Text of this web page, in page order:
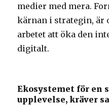
medier med mera.
kärnan i strategin, är
arbetet att öka den
digitalt.
Ekosystemet för en
upplevelse, kräver